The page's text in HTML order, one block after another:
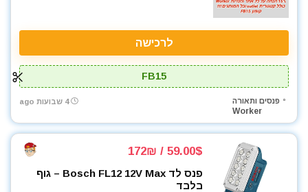
לרכישה
FB15
פנסים ותאורה
Worker
4 שבועות ago
59.00$ / 172₪
פנס לד Bosch FL12 12V Max – גוף
בלבד